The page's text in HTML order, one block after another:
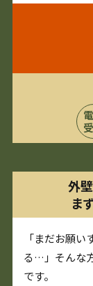
外
ま
「まだお願
る…」そんな
です。